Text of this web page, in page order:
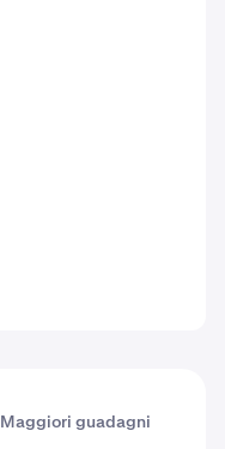
Maggiori guadagni